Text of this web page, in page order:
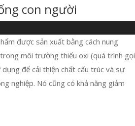
con người
được sản xuất bằng cách nung
môi trường thiếu oxi (quá trình gọi
để cải thiện chất cấu trúc và sự
nghiệp. Nó cũng có khả năng giảm